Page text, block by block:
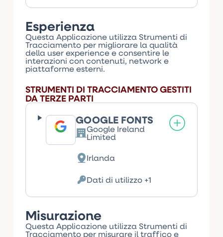
trattati:
Esperienza
Questa Applicazione utilizza Strumenti di
Tracciamento per migliorare la qualità
della user experience e consentire le
interazioni con contenuti, network e
piattaforme esterni.
STRUMENTI DI TRACCIAMENTO GESTITI
DA TERZE PARTI
GOOGLE FONTS
Azienda:
Google Ireland
Limited
Luogo
trattamento:
Irlanda
Dati
trattati:
Dati di utilizzo +1
Misurazione
Questa Applicazione utilizza Strumenti di
Tracciamento per misurare il traffico e